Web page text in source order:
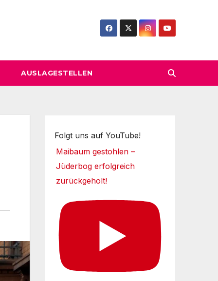
AUSLAGESTELLEN
Folgt uns auf YouTube!
Maibaum gestohlen –
Jüderbog erfolgreich
zurückgeholt!